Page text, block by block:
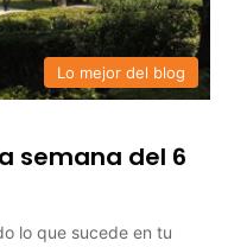
Lo mejor del blog
semana del 6
lo que sucede en tu